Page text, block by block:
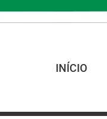
INÍCIO